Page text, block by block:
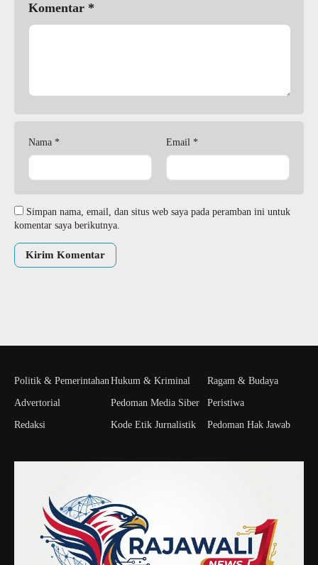
Komentar *
Nama * Email *
Simpan nama, email, dan situs web saya pada peramban ini untuk
komentar saya berikutnya.
Politik & Pemerintahan
Advertorial
Redaksi
Hukum & Kriminal
Pedoman Media Siber
Kode Etik Jurnalistik
Ragam & Budaya
Peristiwa
Pedoman Hak Jawab